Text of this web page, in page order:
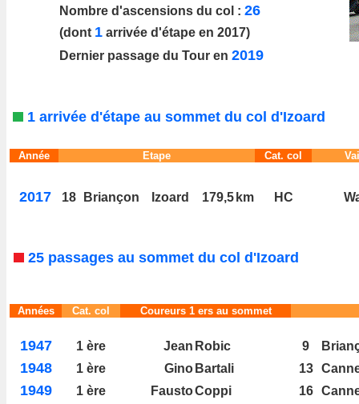
Nombre d'ascensions du col : 26
(dont 1 arrivée d'étape en 2017)
Dernier passage du Tour en 2019
1 arrivée d'étape au sommet du col d'Izoard
Année Etape Cat. col
2017 18 Briançon Izoard 179,5 km HC
25 passages au sommet du col d'Izoard
Années Cat. col Coureurs 1 ers au sommet
1947 1 ère Jean Robic 9
1948 1 ère Gino Bartali 13
1949 1 ère FaustoCoppi 16